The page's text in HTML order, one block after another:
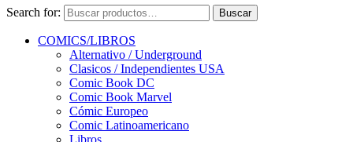
Search for: Buscar
COMICS/LIBROS
Alternativo / Underground
Clasicos / Independientes USA
Comic Book DC
Comic Book Marvel
Cómic Europeo
Comic Latinoamericano
Libros